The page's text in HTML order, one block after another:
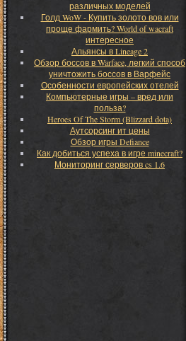
различных моделей
Голд WoW - Купить золото вов или
проще фармить? World of wacraft
интересное
Альянсы в Lineage 2
Обзор боссов в Warface, легкий способ
уничтожить боссов в Варфейс
Особенности европейских отелей
Компьютерные игры – вред или
польза?
Heroes Of The Storm (Blizzard dota)
Аутсорсинг ит цены
Обзор игры Defiance
Как добиться успеха в игре minecraft?
Мониторинг серверов cs 1.6